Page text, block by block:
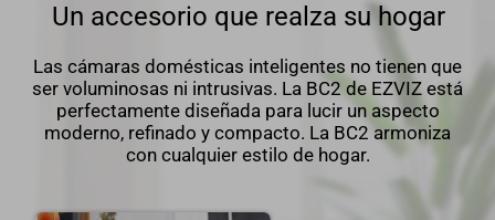
Un accesorio que realza su hogar
Las cámaras domésticas inteligentes no tienen que
ser voluminosas ni intrusivas. La BC2 de EZVIZ está
perfectamente diseñada para lucir un aspecto
moderno, refinado y compacto. La BC2 armoniza
con cualquier estilo de hogar.